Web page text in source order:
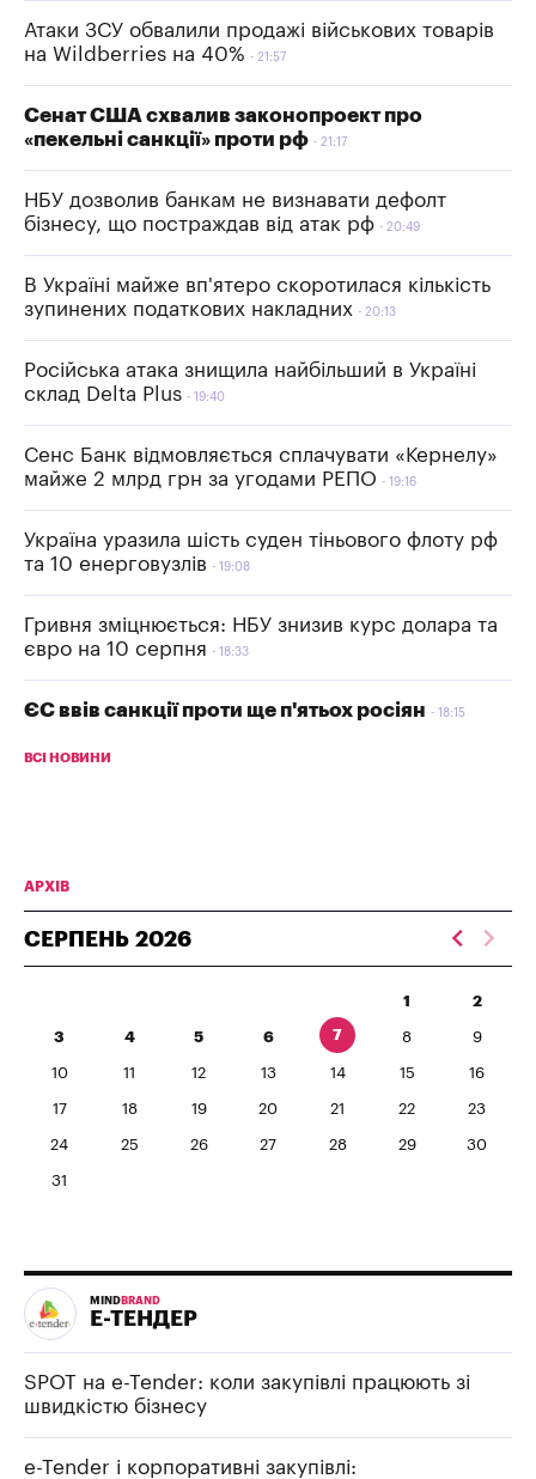
Атаки ЗСУ обвалили продажі військових товарів
на Wildberries на 40%
21:57
Сенат США схвалив законопроект про
«пекельні санкції» проти рф
21:17
НБУ дозволив банкам не визнавати дефолт
бізнесу, що постраждав від атак рф
20:49
В Україні майже вп'ятеро скоротилася кількість
зупинених податкових накладних
20:13
Російська атака знищила найбільший в Україні
склад Delta Plus
19:40
Сенс Банк відмовляється сплачувати «Кернелу»
майже 2 млрд грн за угодами РЕПО
19:16
Україна уразила шість суден тіньового флоту рф
та 10 енерговузлів
19:08
Гривня зміцнюється: НБУ знизив курс долара та
євро на 10 серпня
18:33
ЄС ввів санкції проти ще п'ятьох росіян 18:15
ВСІ НОВИНИ
АРХІВ
СЕРПЕНЬ 2026
1 2
3 4 5 6 7 8 9
10 11 12 13 14 15 16
17 18 19 20 21 22 23
24 25 26 27 28 29 30
31
MIND BRAND
Е-ТЕНДЕР
SPOT на e-Tender: коли закупівлі працюють зі
швидкістю бізнесу
e-Tender і корпоративні закупівлі: